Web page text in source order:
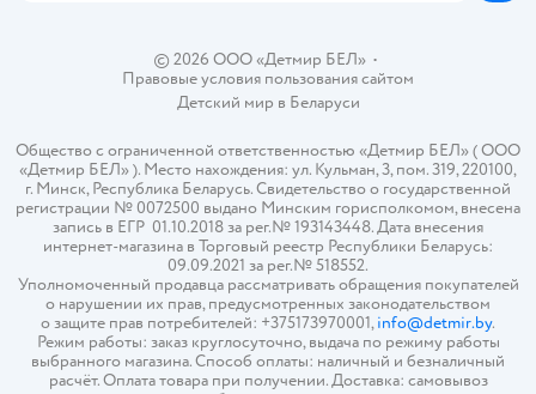
© 2026 ООО «Детмир БЕЛ»•
Правовые условия пользования сайтом
Детский мир в Беларуси
Общество с ограниченной ответственностью «Детмир БЕЛ» ( ООО
«Детмир БЕЛ» ). Место нахождения: ул. Кульман, 3, пом. 319, 220100,
г. Минск, Республика Беларусь. Свидетельство о государственной
регистрации № 0072500 выдано Минским горисполкомом, внесена
запись в ЕГР 01.10.2018 за рег.№ 193143448. Дата внесения
интернет-магазина в Торговый реестр Республики Беларусь:
09.09.2021 за рег.№ 518552.
Уполномоченный продавца рассматривать обращения покупателей
о нарушении их прав, предусмотренных законодательством
о защите прав потребителей: +375173970001,info@detmir.by.
Режим работы: заказ круглосуточно, выдача по режиму работы
выбранного магазина. Способ оплаты: наличный и безналичный
расчёт. Оплата товара при получении. Доставка: самовывоз